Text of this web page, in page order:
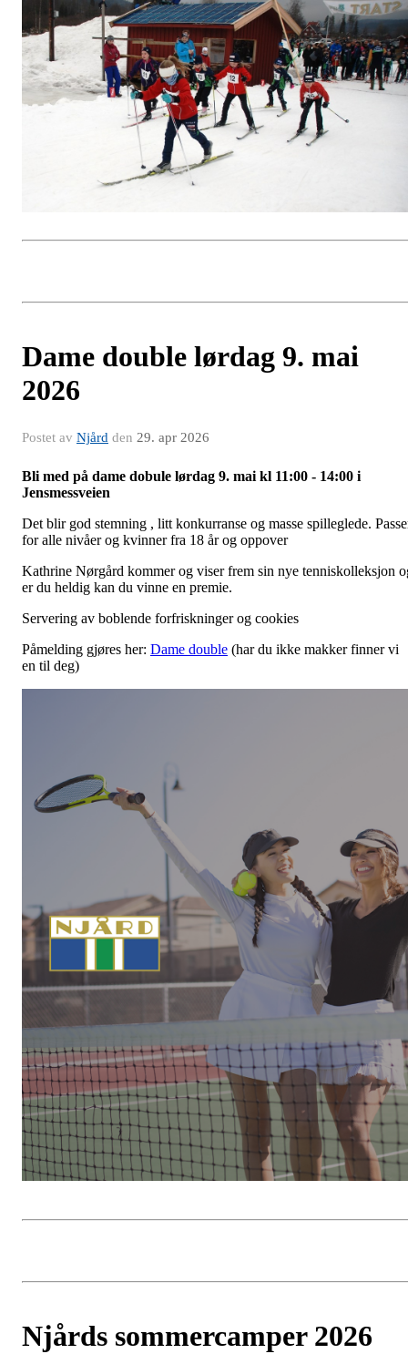
Dame double lørdag 9. mai
2026
Postet av Njård den 29. apr 2026
Bli med på dame dobule lørdag 9. mai kl 11:00 - 14:00 i
Jensmessveien
Det blir god stemning , litt konkurranse og masse spilleglede.
for alle nivåer og kvinner fra 18 år og oppover
Kathrine Nørgård kommer og viser frem sin nye tenniskolleksjon
er du heldig kan du vinne en premie.
Servering av boblende forfriskninger og cookies
Påmelding gjøres her: Dame double (har du ikke makker finner vi
en til deg)
Njårds sommercamper 2026